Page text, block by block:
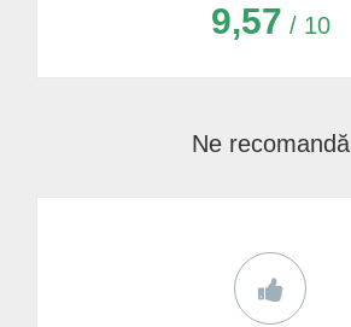
9,57 / 10
Ne recomandă